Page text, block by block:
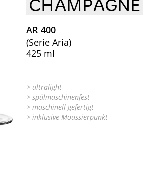
CHAMPAGNE
AR 400
(Serie Aria)
425 ml
> ultralight
> spülmaschinenfest
> maschinell gefertigt
> inklusive Moussierpunkt